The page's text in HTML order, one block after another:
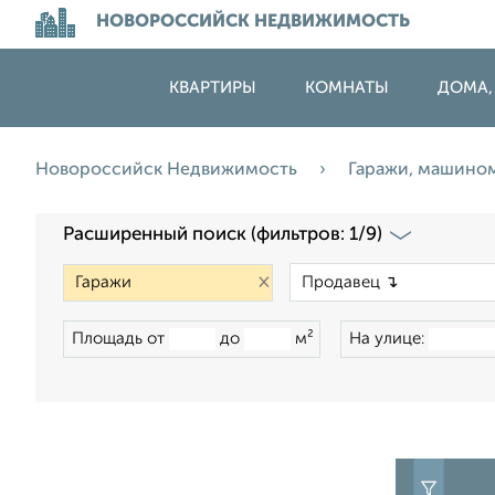
НОВОРОССИЙСК НЕДВИЖИМОСТЬ
КВАРТИРЫ КОМНАТЫ ДОМА,
Новороссийск Недвижимость Гаражи,
Расширенный поиск (фильтров: 1/9)
×
Площадь от до м² На улице: